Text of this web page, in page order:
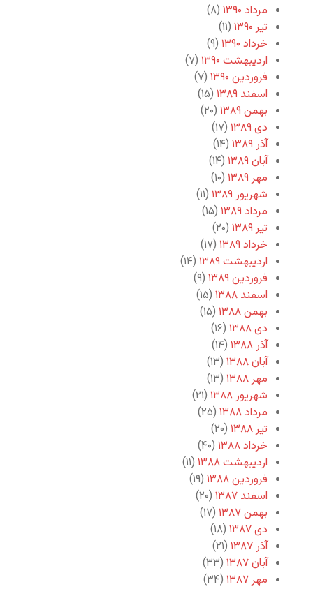
مرداد ۱۳۹۰
(۸)
تیر ۱۳۹۰
(۱۱)
خرداد ۱۳۹۰
(۹)
اردیبهشت ۱۳۹۰
(۷)
فروردین ۱۳۹۰
(۷)
اسفند ۱۳۸۹
(۱۵)
بهمن ۱۳۸۹
(۲۰)
دی ۱۳۸۹
(۱۷)
آذر ۱۳۸۹
(۱۴)
آبان ۱۳۸۹
(۱۴)
مهر ۱۳۸۹
(۱۰)
شهریور ۱۳۸۹
(۱۱)
مرداد ۱۳۸۹
(۱۵)
تیر ۱۳۸۹
(۲۰)
خرداد ۱۳۸۹
(۱۷)
اردیبهشت ۱۳۸۹
(۱۴)
فروردین ۱۳۸۹
(۹)
اسفند ۱۳۸۸
(۱۵)
بهمن ۱۳۸۸
(۱۵)
دی ۱۳۸۸
(۱۶)
آذر ۱۳۸۸
(۱۴)
آبان ۱۳۸۸
(۱۳)
مهر ۱۳۸۸
(۱۳)
شهریور ۱۳۸۸
(۲۱)
مرداد ۱۳۸۸
(۲۵)
تیر ۱۳۸۸
(۲۰)
خرداد ۱۳۸۸
(۴۰)
اردیبهشت ۱۳۸۸
(۱۱)
فروردین ۱۳۸۸
(۱۹)
اسفند ۱۳۸۷
(۲۰)
بهمن ۱۳۸۷
(۱۷)
دی ۱۳۸۷
(۱۸)
آذر ۱۳۸۷
(۲۱)
آبان ۱۳۸۷
(۳۳)
مهر ۱۳۸۷
(۳۴)